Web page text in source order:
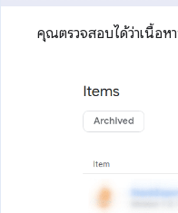
คุณตรวจสอบได้ว่าเนื้อ